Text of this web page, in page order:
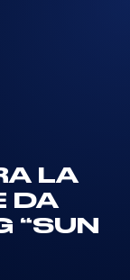
LA
DA
“SUN